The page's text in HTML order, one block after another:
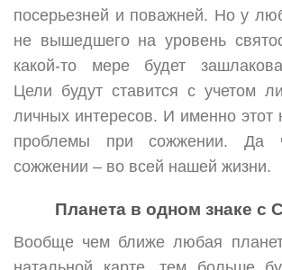
посерьезней и поважней. Но у
не вышедшего на уровень
какой-то мере будет
Цели будут ставится с учетом
личных интересов. И именно этот
проблемы при сожжении. Да
сожжении – во всей нашей жизни.
Планета в одном знаке с
Вообще чем ближе любая